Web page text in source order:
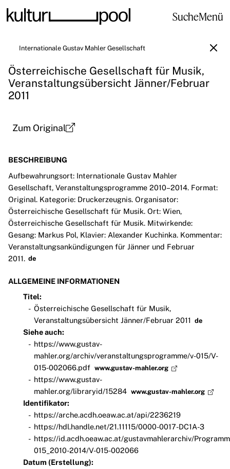
SucheMenü
Internationale Gustav Mahler Gesellschaft
Österreichische Gesellschaft für Musik,
Veranstaltungsübersicht Jänner/Februar
2011
Zum Original
BESCHREIBUNG
Aufbewahrungsort: Internationale Gustav Mahler
Gesellschaft, Veranstaltungsprogramme 2010–2014. Format:
Original. Kategorie: Druckerzeugnis. Organisator:
Österreichische Gesellschaft für Musik. Ort: Wien,
Österreichische Gesellschaft für Musik. Mitwirkende:
Gesang: Markus Pol, Klavier: Alexander Kuchinka. Kommentar:
Veranstaltungsankündigungen für Jänner und Februar
2011. de
ALLGEMEINE INFORMATIONEN
Titel:
Österreichische Gesellschaft für Musik,
Veranstaltungsübersicht Jänner/Februar 2011 de
Siehe auch:
https://www.gustav-
mahler.org/archiv/veranstaltungsprogramme/v-015/V-
015-002066.pdf www.gustav-mahler.org
https://www.gustav-
mahler.org/libraryid/15284 www.gustav-mahler.org
Identifikator:
https://arche.acdh.oeaw.ac.at/api/2236219
https://hdl.handle.net/21.11115/0000-0017-DC1A-3
https://id.acdh.oeaw.ac.at/gustavmahlerarchiv/
015_2010-2014/V-015-002066
Datum (Erstellung):